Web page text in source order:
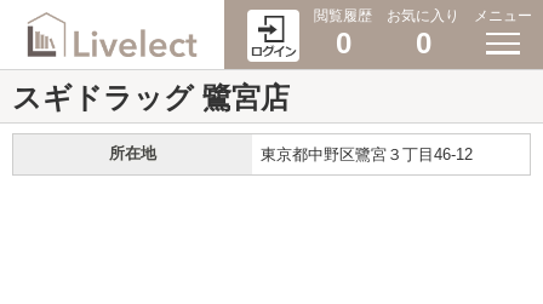
閲覧履歴
0
お気に入り
0
メニュー
スギドラッグ 鷺宮店
所在地 東京都中野区鷺宮３丁目46-12